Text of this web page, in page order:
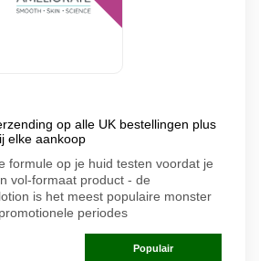
op alle UK bestellingen plus
elke aankoop
formule op je huid testen voordat je
vol-formaat product - de
is het meest populaire monster
periodes
Populair